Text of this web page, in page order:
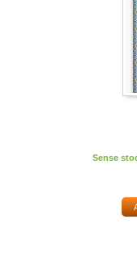
Sense